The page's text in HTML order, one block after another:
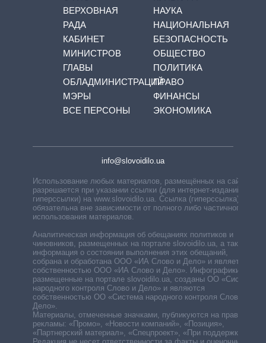
ВЕРХОВНАЯ
РАДА
КАБИНЕТ
МИНИСТРОВ
ГЛАВЫ
ОБЛАДМИНИСТРАЦИЙ
МЭРЫ
ВСЕ ПЕРСОНЫ
НАУКА
НАЦИОНАЛЬНАЯ
БЕЗОПАСНОСТЬ
ОБЩЕСТВО
ПОЛИТИКА
ПРАВО
ФИНАНСЫ
ЭКОНОМИКА
info@slovoidilo.ua
Использование любых материалов, размещённых на сайте,
разрешается при указании ссылки (для интернет-изданий —
гиперссылки) на www.slovoidilo.ua. Ссылка (гиперссылка)
обязательна вне зависимости от полного либо частичного
использования материалов.
Аналитическая информация об обещаниях политиков и
чиновников, размещенных на портале slovoidilo.ua, а также
информация о состоянии выполнения этих обещаний,
собрана и обработана ООО «ИА Слово и Дело» и является
собственностью ООО «ИА Слово и Дело». Инфографики,
размещенные на портале slovoidilo.ua, созданы ОО «Система
народного контроля Слово и Дело» и являются
собственностью ОО «Система народного контроля Слово и
Дело».
Материалы, отмеченные значками, публикуются на правах
рекламы: «Промо», «Новости компаний», «Позиция»,
«Партнерский материал», «Спецпроект», «При поддержке».